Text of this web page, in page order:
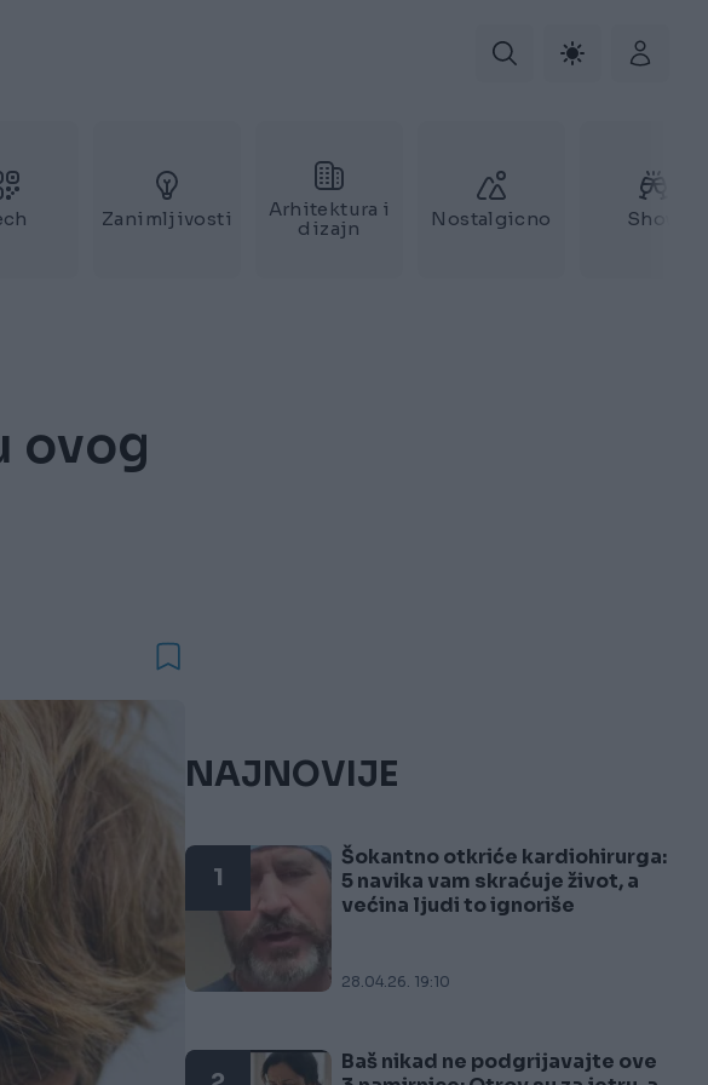
Zanimljivosti
Arhitektura i
dizajn
Nostalgicno Show
ovog
NAJNOVIJE
1
Šokantno otkriće kardiohirurga:
5 navika vam skraćuje život, a
većina ljudi to ignoriše
28.04.26. 19:10
Baš nikad ne podgrijavajte ove